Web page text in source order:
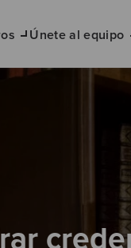
Únete al equipo